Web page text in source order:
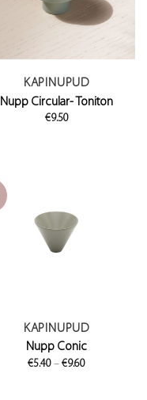
KAPINUPUD
Nupp Circular- Toniton
€9.50
KAPINUPUD
Nupp Conic
€5.40 – €9.60Price